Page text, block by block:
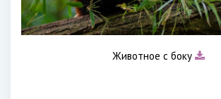
Животное с боку